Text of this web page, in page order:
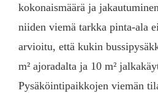
kokonaismäärä ja
niiden viemä tarkka pinta-ala
arvioitu, että kukin
m² ajoradalta ja 10 m²
Pysäköintipaikkojen viemän